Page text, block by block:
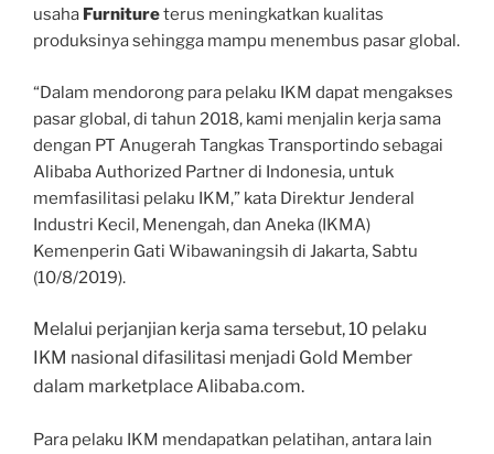
usaha Furnitureterus meningkatkan kualitas
produksinya sehingga mampu menembus pasar global.
“Dalam mendorong para pelaku IKM dapat mengakses
pasar global, di tahun 2018, kami menjalin kerja sama
dengan PT Anugerah Tangkas Transportindo sebagai
Alibaba Authorized Partner di Indonesia, untuk
memfasilitasi pelaku IKM,” kata Direktur Jenderal
Industri Kecil, Menengah, dan Aneka (IKMA)
Kemenperin Gati Wibawaningsih di Jakarta, Sabtu
(10/8/2019).
Melalui perjanjian kerja sama tersebut, 10 pelaku
IKM nasional difasilitasi menjadi Gold Member
dalam marketplace Alibaba.com.
Para pelaku IKM mendapatkan pelatihan, antara lain